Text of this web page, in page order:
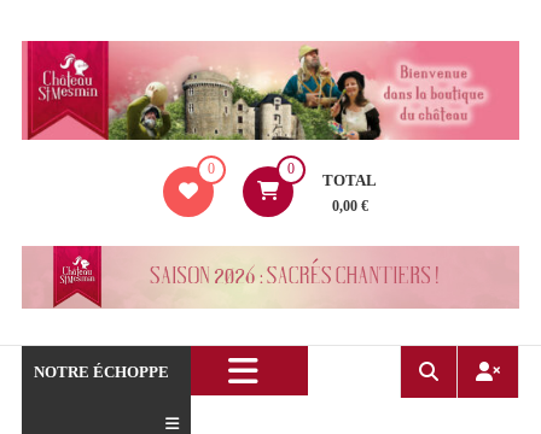
contenu
de
Mesmin
0 0
TOTAL
0,00 €
NOTRE ÉCHOPPE